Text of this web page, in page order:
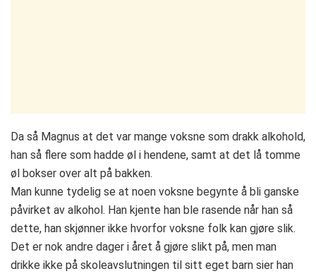
Da så Magnus at det var mange voksne som drakk alkohold,
han så flere som hadde øl i hendene, samt at det lå tomme
øl bokser over alt på bakken.
Man kunne tydelig se at noen voksne begynte å bli ganske
påvirket av alkohol. Han kjente han ble rasende når han så
dette, han skjønner ikke hvorfor voksne folk kan gjøre slik.
Det er nok andre dager i året å gjøre slikt på, men man
drikke ikke på skoleavslutningen til sitt eget barn sier han